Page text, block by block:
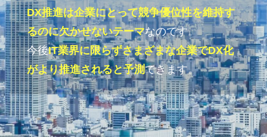
DX推進は企業にとって競争優位性を維持す
るのに欠かせないテーマなのです。
今後IT業界に限らずさまざまな企業でDX化
がより推進されると予測できます。